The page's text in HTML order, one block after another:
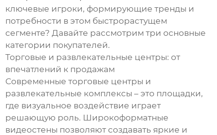
ключевые игроки, формирующие тренды и
потребности в этом быстрорастущем
сегменте? Давайте рассмотрим три основные
категории покупателей.
Торговые и развлекательные центры: от
впечатлений к продажам
Современные торговые центры и
развлекательные комплексы – это площадки,
где визуальное воздействие играет
решающую роль. Широкоформатные
видеостены позволяют создавать яркие и